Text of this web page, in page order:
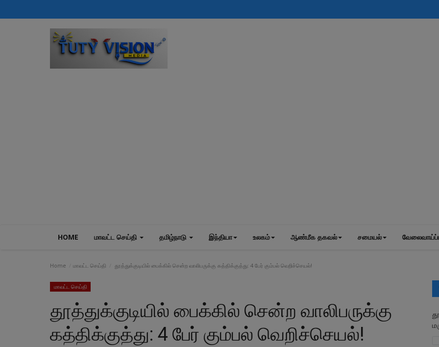
HOME மாவட்ட செய்தி தமிழ்நாடு இந்தியா உலகம் ஆண்மீக தகவல் சமையல்
Home மாவட்ட செய்தி தூத்துக்குடியில் பைக்கில் சென்ற வாலிபருக்கு கத்திக்குத்து: 4 பேர் கும்பல் வெறிச்செயல்!
மாவட்ட செய்தி
தூத்துக்குடியில் பைக்கில் சென்ற வாலிபருக்கு
கத்திக்குத்து: 4 பேர் கும்பல் வெறிச்செயல்!